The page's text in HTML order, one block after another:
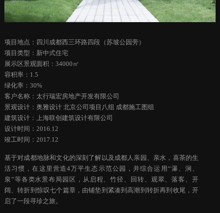
项目地点：四川成都西三环路四段（苏坡公园旁）
项目类型：新中式住宅
展示区景观面积：34000㎡
容积率：1.5
绿化率：30%
客户名称：太行瑞宏房地产开发有限公司
景观设计：奥雅设计 北京公司项目八组 成都施工图组
建筑设计：上海联创建筑设计有限公司
设计时间：2016.12
竣工时间：2017.12
基于对成都地脉和文化的深刻了解以及成都人亲园、亲水，喜茶的生
活习惯，在这里营造4万平生态示范公园，并综合运用“瀑、涧、
泉”等各类水景布局园区，从启程、竹径、回转、观翠、落客、开
阔、转折到惊叹七个篇章，由铺垫到紧凑到高潮到转折再到收尾，开
启了一段寻珍之旅。